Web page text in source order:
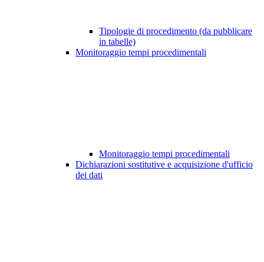
Tipologie di procedimento (da pubblicare
in tabelle)
Monitoraggio tempi procedimentali
Monitoraggio tempi procedimentali
Dichiarazioni sostitutive e acquisizione d'ufficio
dei dati